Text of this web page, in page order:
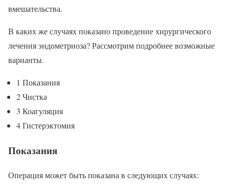
вмешательства.
В каких же случаях показано проведение хирургического
лечения эндометриоза? Рассмотрим подробнее возможные
варианты.
1 Показания
2 Чистка
3 Коагуляция
4 Гистерэктомия
Показания
Операция может быть показана в следующих случаях: